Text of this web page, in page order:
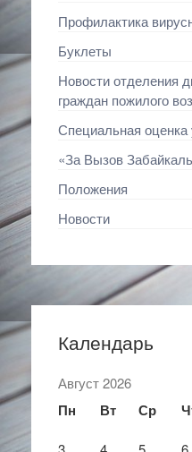
Профилактика
Буклеты
Новости отделения
граждан пожилого
Специальная оценка
«За Вызов
Положения
Новости
Календарь
Август 2026
Пн Вт Ср